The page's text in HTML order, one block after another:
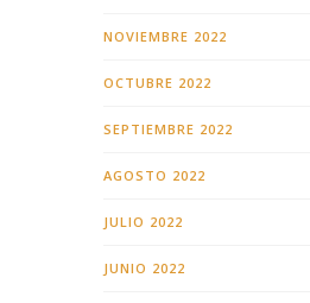
NOVIEMBRE 2022
OCTUBRE 2022
SEPTIEMBRE 2022
AGOSTO 2022
JULIO 2022
JUNIO 2022